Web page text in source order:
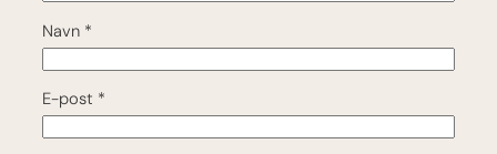
Navn *
E-post *